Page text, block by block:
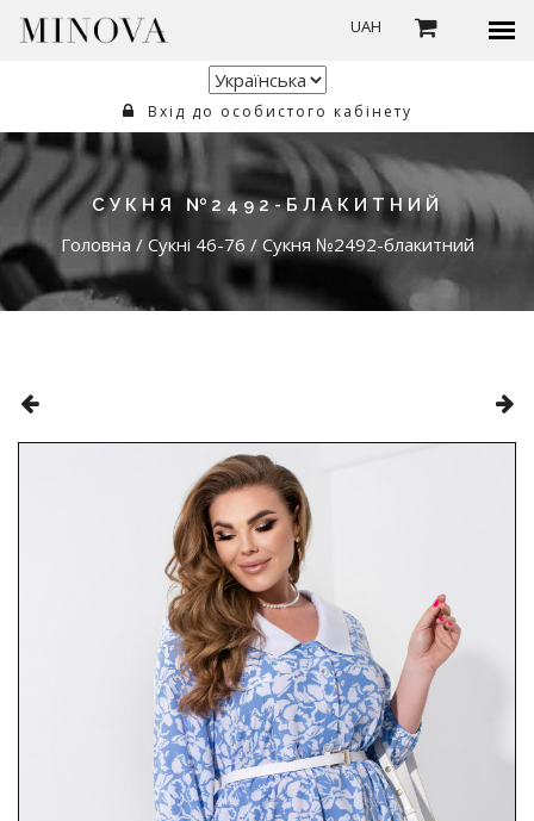
UAH
Вхід до особистого кабінету
СУКНЯ №2492-БЛАКИТНИЙ
Головна / Сукні 46-76 / Сукня №2492-блакитний